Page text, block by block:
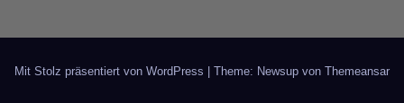
Mit Stolz präsentiert von WordPress | Theme: Newsup von Themeansar